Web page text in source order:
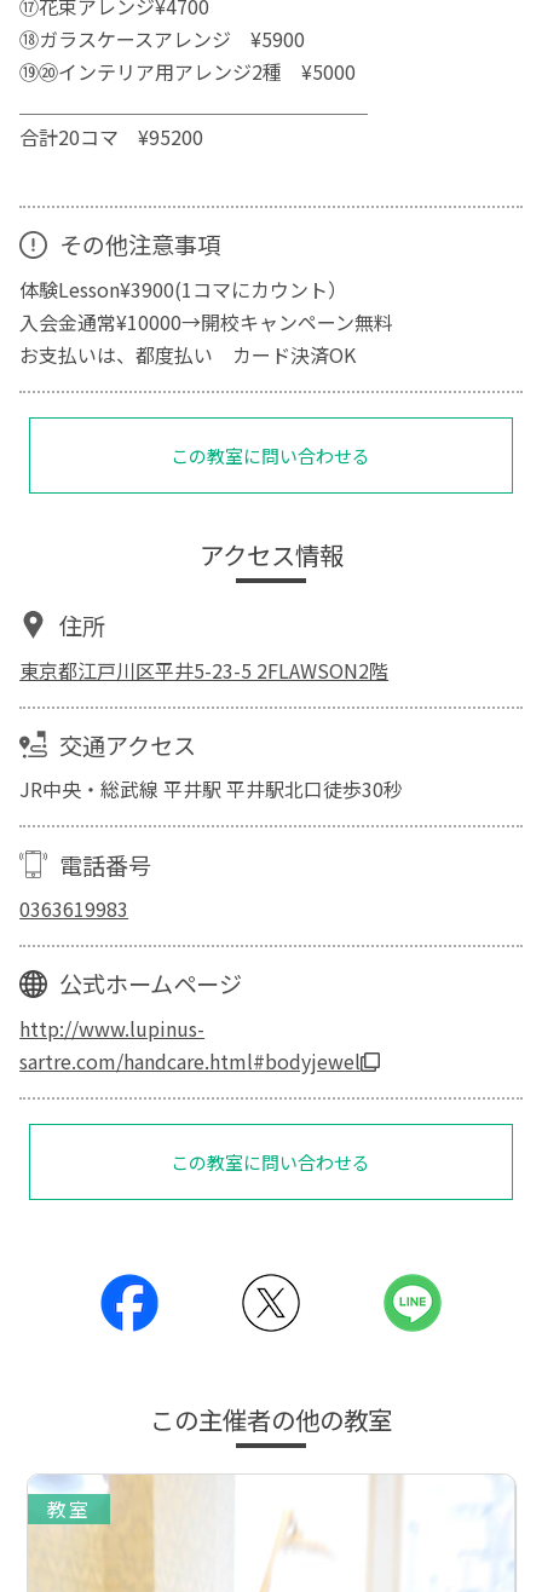
⑰花束アレンジ¥4700
⑱ガラスケースアレンジ ¥5900
⑲⑳インテリア用アレンジ2種 ¥5000
合計20コマ ¥95200
その他注意事項
体験Lesson¥3900(1コマにカウント）
入会金通常¥10000→開校キャンペーン無料
お支払いは、都度払い カード決済OK
この教室に問い合わせる
アクセス情報
住所
東京都江戸川区平井5-23-5 2FLAWSON2階
交通アクセス
JR中央・総武線 平井駅 平井駅北口徒歩30秒
電話番号
0363619983
公式ホームページ
http://www.lupinus-
sartre.com/handcare.html#bodyjewel
この教室に問い合わせる
この主催者の他の教室
教室